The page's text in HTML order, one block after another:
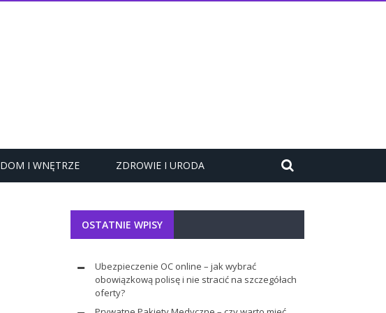
DOM I WNĘTRZE ZDROWIE I URODA
OSTATNIE WPISY
Ubezpieczenie OC online – jak wybrać
obowiązkową polisę i nie stracić na szczegółach
oferty?